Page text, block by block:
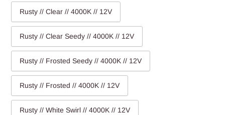
Rusty // Clear // 4000K // 12V
Rusty // Clear Seedy // 4000K // 12V
Rusty // Frosted Seedy // 4000K // 12V
Rusty // Frosted // 4000K // 12V
Rusty // White Swirl // 4000K // 12V